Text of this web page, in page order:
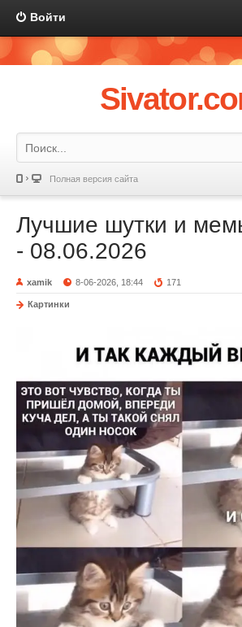
Войти
Полная версия сайта
Лучшие шутки и
- 08.06.2026
xamik 8-06-2026, 18:44 171
Картинки